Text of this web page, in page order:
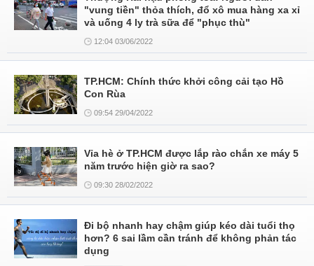
"vung tiền" thỏa thích, đổ xô mua hàng xa xỉ
và uống 4 ly trà sữa để "phục thù"
12:04 03/06/2022
TP.HCM: Chính thức khởi công cải tạo Hồ
Con Rùa
09:54 29/04/2022
Vỉa hè ở TP.HCM được lắp rào chắn xe máy 5
năm trước hiện giờ ra sao?
09:30 28/02/2022
Đi bộ nhanh hay chậm giúp kéo dài tuổi thọ
hơn? 6 sai lầm cần tránh để không phản tác
dụng